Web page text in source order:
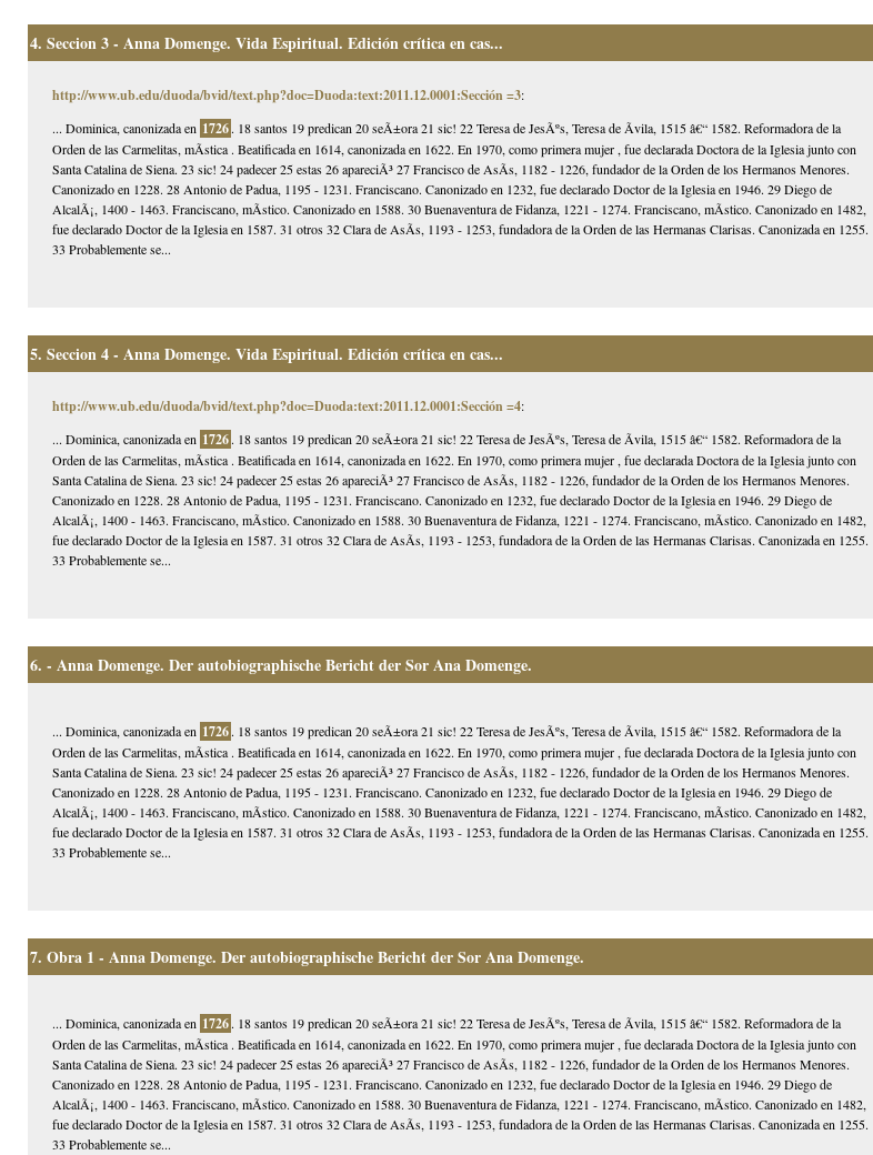
4. Seccion 3 - Anna Domenge. Vida Espiritual. Edición crítica en cas...
http://www.ub.edu/duoda/bvid/text.php?doc=Duoda:text:2011.12.0001:Sección =3:
... Dominica, canonizada en 1726. 18 santos 19 predican 20 seÃ±ora 21 sic! 22 Teresa de JesÃºs, Teresa de Ãvila, 1515 â€“ 1582. Reformadora de la
Orden de las Carmelitas, mÃ­stica . Beatificada en 1614, canonizada en 1622. En 1970, como primera mujer , fue declarada Doctora de la Iglesia junto con
Santa Catalina de Siena. 23 sic! 24 padecer 25 estas 26 apareciÃ³ 27 Francisco de AsÃ­s, 1182 - 1226, fundador de la Orden de los Hermanos Menores.
Canonizado en 1228. 28 Antonio de Padua, 1195 - 1231. Franciscano. Canonizado en 1232, fue declarado Doctor de la Iglesia en 1946. 29 Diego de
AlcalÃ¡, 1400 - 1463. Franciscano, mÃ­stico. Canonizado en 1588. 30 Buenaventura de Fidanza, 1221 - 1274. Franciscano, mÃ­stico. Canonizado en 1482,
fue declarado Doctor de la Iglesia en 1587. 31 otros 32 Clara de AsÃ­s, 1193 - 1253, fundadora de la Orden de las Hermanas Clarisas. Canonizada en 1255.
33 Probablemente se...
5. Seccion 4 - Anna Domenge. Vida Espiritual. Edición crítica en cas...
http://www.ub.edu/duoda/bvid/text.php?doc=Duoda:text:2011.12.0001:Sección =4:
... Dominica, canonizada en 1726. 18 santos 19 predican 20 seÃ±ora 21 sic! 22 Teresa de JesÃºs, Teresa de Ãvila, 1515 â€“ 1582. Reformadora de la
Orden de las Carmelitas, mÃ­stica . Beatificada en 1614, canonizada en 1622. En 1970, como primera mujer , fue declarada Doctora de la Iglesia junto con
Santa Catalina de Siena. 23 sic! 24 padecer 25 estas 26 apareciÃ³ 27 Francisco de AsÃ­s, 1182 - 1226, fundador de la Orden de los Hermanos Menores.
Canonizado en 1228. 28 Antonio de Padua, 1195 - 1231. Franciscano. Canonizado en 1232, fue declarado Doctor de la Iglesia en 1946. 29 Diego de
AlcalÃ¡, 1400 - 1463. Franciscano, mÃ­stico. Canonizado en 1588. 30 Buenaventura de Fidanza, 1221 - 1274. Franciscano, mÃ­stico. Canonizado en 1482,
fue declarado Doctor de la Iglesia en 1587. 31 otros 32 Clara de AsÃ­s, 1193 - 1253, fundadora de la Orden de las Hermanas Clarisas. Canonizada en 1255.
33 Probablemente se...
6. - Anna Domenge. Der autobiographische Bericht der Sor Ana Domenge.
... Dominica, canonizada en 1726. 18 santos 19 predican 20 seÃ±ora 21 sic! 22 Teresa de JesÃºs, Teresa de Ãvila, 1515 â€“ 1582. Reformadora de la
Orden de las Carmelitas, mÃ­stica . Beatificada en 1614, canonizada en 1622. En 1970, como primera mujer , fue declarada Doctora de la Iglesia junto con
Santa Catalina de Siena. 23 sic! 24 padecer 25 estas 26 apareciÃ³ 27 Francisco de AsÃ­s, 1182 - 1226, fundador de la Orden de los Hermanos Menores.
Canonizado en 1228. 28 Antonio de Padua, 1195 - 1231. Franciscano. Canonizado en 1232, fue declarado Doctor de la Iglesia en 1946. 29 Diego de
AlcalÃ¡, 1400 - 1463. Franciscano, mÃ­stico. Canonizado en 1588. 30 Buenaventura de Fidanza, 1221 - 1274. Franciscano, mÃ­stico. Canonizado en 1482,
fue declarado Doctor de la Iglesia en 1587. 31 otros 32 Clara de AsÃ­s, 1193 - 1253, fundadora de la Orden de las Hermanas Clarisas. Canonizada en 1255.
33 Probablemente se...
7. Obra 1 - Anna Domenge. Der autobiographische Bericht der Sor Ana Domenge.
... Dominica, canonizada en 1726. 18 santos 19 predican 20 seÃ±ora 21 sic! 22 Teresa de JesÃºs, Teresa de Ãvila, 1515 â€“ 1582. Reformadora de la
Orden de las Carmelitas, mÃ­stica . Beatificada en 1614, canonizada en 1622. En 1970, como primera mujer , fue declarada Doctora de la Iglesia junto con
Santa Catalina de Siena. 23 sic! 24 padecer 25 estas 26 apareciÃ³ 27 Francisco de AsÃ­s, 1182 - 1226, fundador de la Orden de los Hermanos Menores.
Canonizado en 1228. 28 Antonio de Padua, 1195 - 1231. Franciscano. Canonizado en 1232, fue declarado Doctor de la Iglesia en 1946. 29 Diego de
AlcalÃ¡, 1400 - 1463. Franciscano, mÃ­stico. Canonizado en 1588. 30 Buenaventura de Fidanza, 1221 - 1274. Franciscano, mÃ­stico. Canonizado en 1482,
fue declarado Doctor de la Iglesia en 1587. 31 otros 32 Clara de AsÃ­s, 1193 - 1253, fundadora de la Orden de las Hermanas Clarisas. Canonizada en 1255.
33 Probablemente se...